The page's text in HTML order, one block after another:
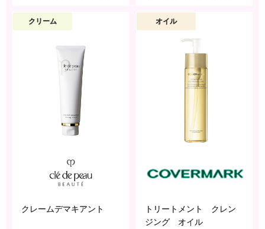
クレームデマキアント
トリートメント クレン
ジング オイル